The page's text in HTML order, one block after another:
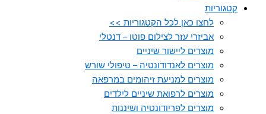
קטגוריות
לחצו כאן לכל הקטגוריות >>
אביזרי עזר לצילום פוטו – דנטלי
מוצרים ליישור שיניים
מוצרים לאנדודונטיה – טיפולי שורש
מוצרים למניעת זיהומים במרפאה
מוצרים לרפואת שיניים לילדים
מוצרים לפריודונטיה ושיננות